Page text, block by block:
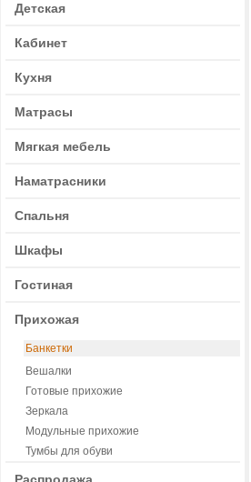
Детская
Кабинет
Кухня
Матрасы
Мягкая мебель
Наматрасники
Спальня
Шкафы
Гостиная
Прихожая
Банкетки
Вешалки
Готовые прихожие
Зеркала
Модульные прихожие
Тумбы для обуви